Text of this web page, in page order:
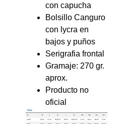
con capucha
Bolsillo Canguro
con lycra en
bajos y puños
Serigrafia frontal
Gramaje: 270 gr.
aprox.
Producto no
oficial